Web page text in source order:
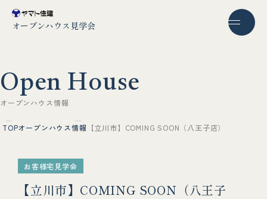
オープンハウス見学会
Open House
オー プンハ ウ ス情報
TOPオープンハウス情報 【立川市】COMING SOON（八王子店）
お客様宅見学会
【立川市】COMING SOON（八王子